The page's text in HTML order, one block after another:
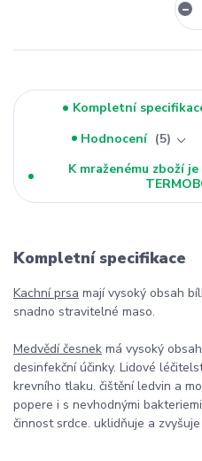
Kompletní
Hodnocení
5
K mraženému zboží
Kompletní specifikace
Kachní prsa mají vysoký obsah
snadno stravitelné maso.
Medvědí česnek má vysoký
desinfekční účinky. Lidové
krevního tlaku. čištění ledvin a
popere i s nevhodnými
činnost srdce. uklidňuje a